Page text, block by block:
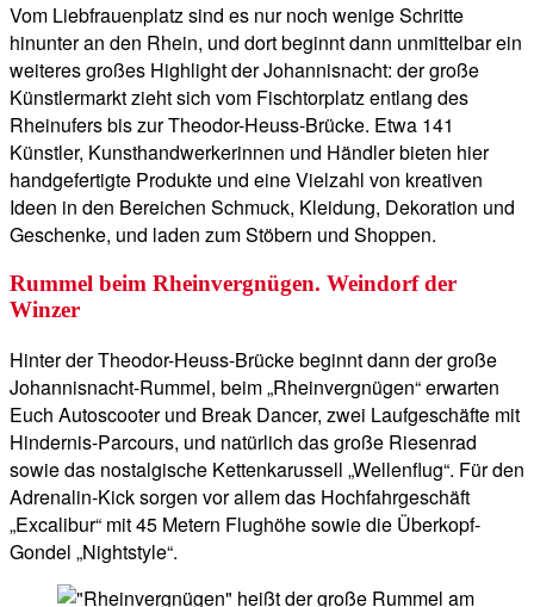
Vom Liebfrauenplatz sind es nur noch wenige Schritte
hinunter an den Rhein, und dort beginnt dann unmittelbar ein
weiteres großes Highlight der Johannisnacht: der große
Künstlermarkt zieht sich vom Fischtorplatz entlang des
Rheinufers bis zur Theodor-Heuss-Brücke. Etwa 141
Künstler, Kunsthandwerkerinnen und Händler bieten hier
handgefertigte Produkte und eine Vielzahl von kreativen
Ideen in den Bereichen Schmuck, Kleidung, Dekoration und
Geschenke, und laden zum Stöbern und Shoppen.
Rummel beim Rheinvergnügen. Weindorf der
Winzer
Hinter der Theodor-Heuss-Brücke beginnt dann der große
Johannisnacht-Rummel, beim „Rheinvergnügen“ erwarten
Euch Autoscooter und Break Dancer, zwei Laufgeschäfte mit
Hindernis-Parcours, und natürlich das große Riesenrad
sowie das nostalgische Kettenkarussell „Wellenflug“. Für den
Adrenalin-Kick sorgen vor allem das Hochfahrgeschäft
„Excalibur“ mit 45 Metern Flughöhe sowie die Überkopf-
Gondel „Nightstyle“.